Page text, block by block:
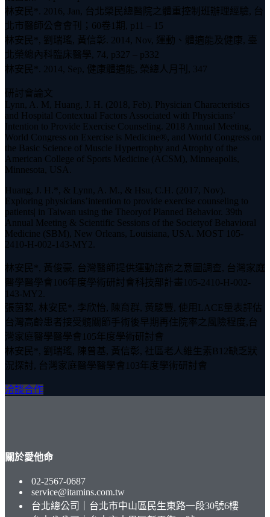
林安民*. 2016, Jan, 台北榮民總醫院之體重控制班辦理經驗, 台
北市醫師公會會刊；60卷1期, p11 – 15
林安民*, 劉瑞瑤, 黃信彰. 2014, Nov, 運動、體適能及健康, 臺
北榮總內科臨床醫學, 74, p327 – p332
林安民*. 2014, Sep, 健康體適能, 榮總人月刊, 347
研討會論文
Lynn, A. M, Huang, J. H. (2018, Feb). Physician Characteristics
and Hospital Contextual Factors Associated with Physicians’
Intention to Provide Exercise Counseling. 2018 Annual Meeting,
World Congress on Exercise is Medicine®, and World Congress on
the Basic Science of Muscle Hypertrophy and Atrophy of the
American College of Sports Medicine (ACSM), Minneapolis,
Minnesota, USA.
Huang, J. H.*, & Lynn, A. M., & Hsu, C.H. (2017, Nov).
Exploring physicians’intention to provide exercise counseling to
patients| in Taiwan using the Theoryof Planned Behavior. 39th
Annual Meeting & Scientific Sessions of the Societyof Behavioral
Medicine (SBM), New Orleans, Louisiana, USA. MOST 105-
2410-H-002-143-MY2.
林安民*, 黃俊豪, 台灣醫師提供運動諮商之意圖調查, 台灣家庭
醫學醫學會106年度學術研討會科技部計畫105-2410-H-002-
143-MY2.
張茵絜, 林安民*, 李欣怡, 陳育群, 黃駿豐, 使用LACE量表評估
台灣高齡患者接受髖關節手術後早期再住院率之風險程度,台
灣家庭醫學醫學會105年度學術研討會
林安民*, 劉瑞瑤, 陳曾基, 黃信彰, 社區老人維生素B12缺乏狀
況探討, 台灣家庭醫學醫學會103年度學術研討會
洽談合作
關於愛他命
02-2567-0687
service@itamins.com.tw
台北總公司｜台北市中山區民生東路一段30號6樓